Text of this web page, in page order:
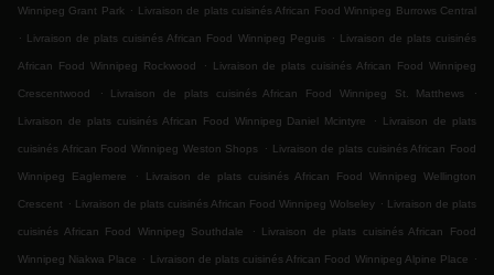
Winnipeg Grant Park . Livraison de plats cuisinés African Food Winnipeg Burrows Central
. Livraison de plats cuisinés African Food Winnipeg Peguis . Livraison de plats cuisinés
African Food Winnipeg Rockwood . Livraison de plats cuisinés African Food Winnipeg
Crescentwood . Livraison de plats cuisinés African Food Winnipeg St. Matthews .
Livraison de plats cuisinés African Food Winnipeg Daniel Mcintyre . Livraison de plats
cuisinés African Food Winnipeg Weston Shops . Livraison de plats cuisinés African Food
Winnipeg Eaglemere . Livraison de plats cuisinés African Food Winnipeg Wellington
Crescent . Livraison de plats cuisinés African Food Winnipeg Wolseley . Livraison de plats
cuisinés African Food Winnipeg Southdale . Livraison de plats cuisinés African Food
Winnipeg Niakwa Place . Livraison de plats cuisinés African Food Winnipeg Alpine Place .